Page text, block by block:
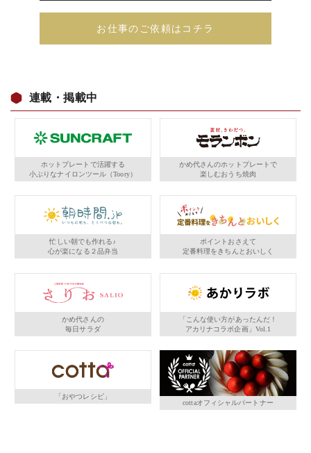
お仕事のご依頼はコチラ
連載・掲載中
ホットプレートで活躍する
小ぶりなナイロンツール（Toory）
かめ代さんのホットプレートで
楽しむおうち焼肉
忙しい朝でも作れる♪
心が楽になる２品弁当
ポイントおさえて
定番料理をきちんとおいしく
かめ代さんの
毎日サラダ
「こんな使い方があったんだ！
アカリナコラボ企画」Vol.1
「おやつレシピ」
cottaオフィシャルパートナー